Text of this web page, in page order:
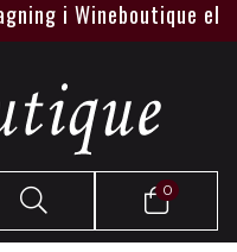
i Wineboutique eller
0